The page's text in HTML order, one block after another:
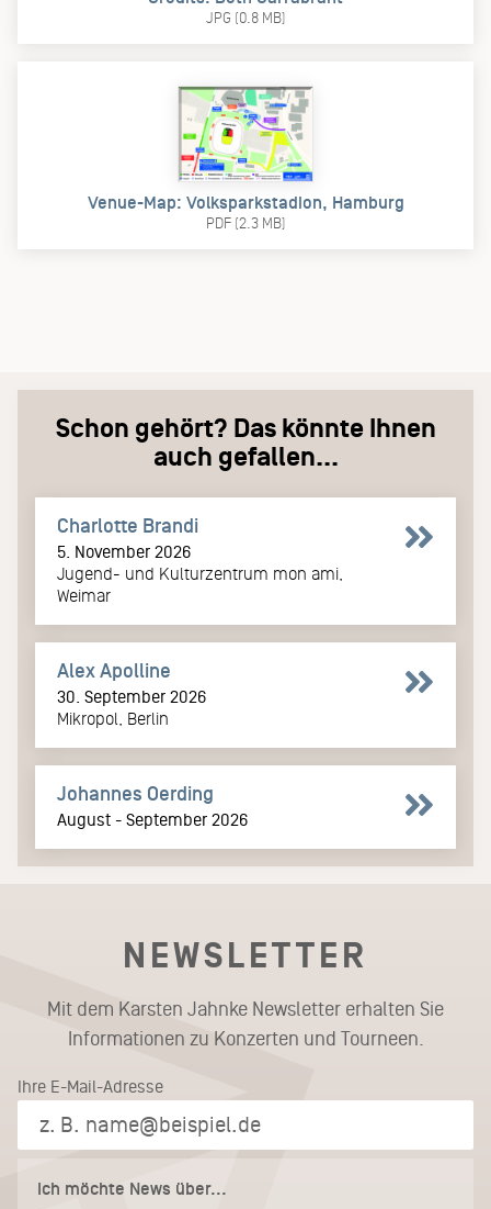
JPG (0.8 MB)
Venue-Map: Volksparkstadion, Hamburg
PDF (2.3 MB)
Schon gehört? Das könnte Ihnen
auch gefallen...
Charlotte Brandi
5. November 2026
Jugend- und Kulturzentrum mon ami,
Weimar
Alex Apolline
30. September 2026
Mikropol, Berlin
Johannes Oerding
August - September 2026
NEWSLETTER
Mit dem Karsten Jahnke Newsletter erhalten Sie
Informationen zu Konzerten und Tourneen.
Ihre E-Mail-Adresse
Ich möchte News über...